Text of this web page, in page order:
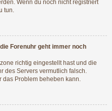
Wenn du noch nicht registriert
tun.
Forenuhr geht immer noch
richtig eingestellt hast und die
des Servers vermutlich falsch.
das Problem beheben kann.